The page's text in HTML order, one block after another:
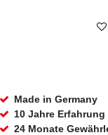
Made in Germany
10 Jahre Erfahrung
24 Monate